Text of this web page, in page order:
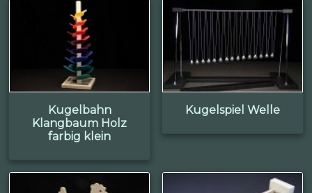
Kugelbahn
Klangbaum Holz
farbig klein
Kugelspiel Welle